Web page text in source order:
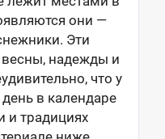
они —
Эти
надежды и
что у
в календаре
и традициях